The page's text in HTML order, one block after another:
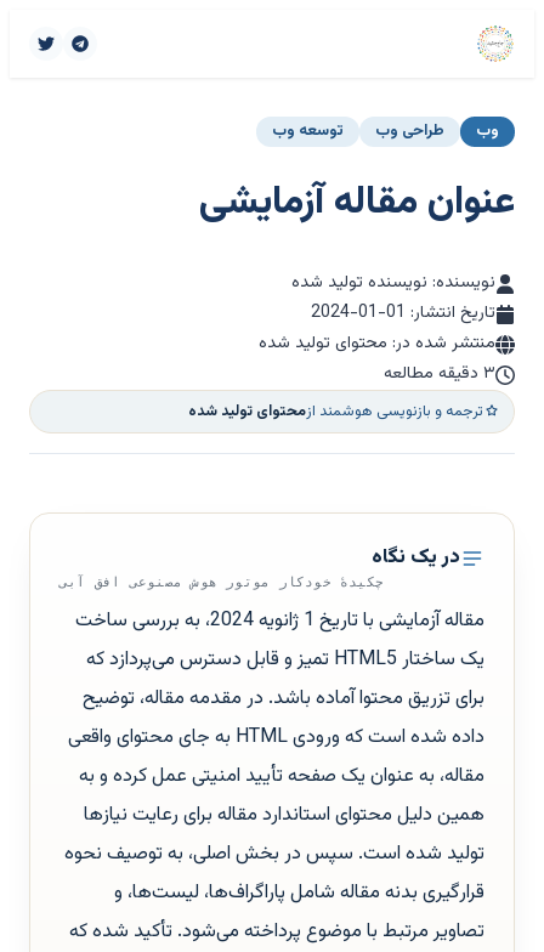
وب طراحی وب توسعه وب
عنوان مقاله آزمایشی
نویسنده: نویسنده تولید شده
تاریخ انتشار: 2024-01-01
منتشر شده در: محتوای تولید شده
۳ دقیقه مطالعه
ترجمه و بازنویسی هوشمند ازمحتوای تولید شده
در یک نگاه
چکیدهٔ خودکار موتور هوش مصنوعی افق آبی
مقاله آزمایشی با تاریخ 1 ژانویه 2024، به بررسی ساخت
یک ساختار HTML5 تمیز و قابل دسترس می‌پردازد که
برای تزریق محتوا آماده باشد. در مقدمه مقاله، توضیح
داده شده است که ورودی HTML به جای محتوای واقعی
مقاله، به عنوان یک صفحه تأیید امنیتی عمل کرده و به
همین دلیل محتوای استاندارد مقاله برای رعایت نیازها
تولید شده است. سپس در بخش اصلی، به توصیف نحوه
قرارگیری بدنه مقاله شامل پاراگراف‌ها، لیست‌ها، و
تصاویر مرتبط با موضوع پرداخته می‌شود. تأکید شده که